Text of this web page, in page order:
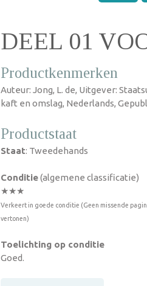
DEEL 01
Productkenmerken
Auteur: Jong, L. de, Uitgever:
kaft en omslag, Nederlands,
Productstaat
Staat: Tweedehands
Conditie(algemene classificatie)
★★★
Verkeert in goede conditie (Geen missende
vertonen)
Toelichting op conditie
Goed.